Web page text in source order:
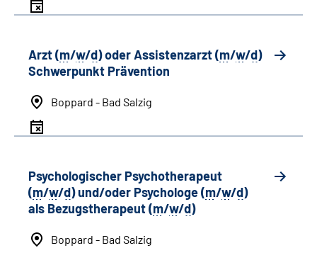
Arzt (m/w/d) oder Assistenzarzt (m/w/d)
Schwerpunkt Prävention
Boppard - Bad Salzig
Psychologischer Psychotherapeut
(m/w/d) und/oder Psychologe (m/w/d)
als Bezugstherapeut (m/w/d)
Boppard - Bad Salzig